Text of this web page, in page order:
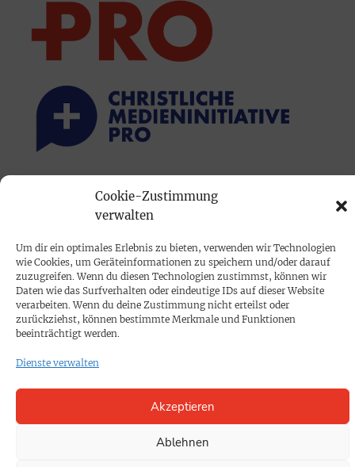
Cookie-Zustimmung
verwalten
Um dir ein optimales Erlebnis zu bieten, verwenden wir Technologien
wie Cookies, um Geräteinformationen zu speichern und/oder darauf
zuzugreifen. Wenn du diesen Technologien zustimmst, können wir
Daten wie das Surfverhalten oder eindeutige IDs auf dieser Website
verarbeiten. Wenn du deine Zustimmung nicht erteilst oder
zurückziehst, können bestimmte Merkmale und Funktionen
beeinträchtigt werden.
Dienste verwalten
Akzeptieren
Ablehnen
PRINTAUSGABE
Mediadaten
PROKOMPAKT
Impressum
SPENDEN
Datenschutz
Cookie-Richtlinie